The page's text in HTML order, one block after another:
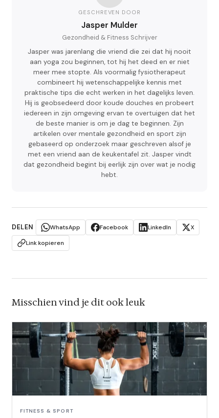
GESCHREVEN DOOR
Jasper Mulder
Gezondheid & Fitness Schrijver
Jasper was jarenlang die vriend die zei dat hij nooit
aan yoga zou beginnen, tot hij het deed en er niet
meer mee stopte. Als voormalig fysiotherapeut
combineert hij wetenschappelijke kennis met
praktische tips die echt werken in het dagelijks leven.
Hij is geobsedeerd door koude douches en probeert
iedereen in zijn omgeving ervan te overtuigen dat het
de beste manier is om je dag te beginnen. Zijn
artikelen over mentale gezondheid en sport zijn
gebaseerd op onderzoek maar geschreven alsof je
met een vriend aan de keukentafel zit. Jasper vindt
dat gezondheid begint bij eerlijk zijn over wat je nodig
hebt.
DELEN WhatsApp Facebook LinkedIn
X
Link kopieren
Misschien vind je dit ook leuk
FITNESS & SPORT